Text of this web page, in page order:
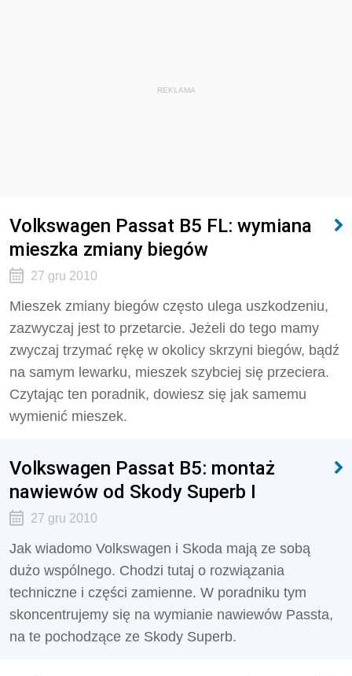
REKLAMA
Volkswagen Passat B5 FL: wymiana
mieszka zmiany biegów
27 gru 2010
Mieszek zmiany biegów często ulega uszkodzeniu,
zazwyczaj jest to przetarcie. Jeżeli do tego mamy
zwyczaj trzymać rękę w okolicy skrzyni biegów, bądź
na samym lewarku, mieszek szybciej się przeciera.
Czytając ten poradnik, dowiesz się jak samemu
wymienić mieszek.
Volkswagen Passat B5: montaż
nawiewów od Skody Superb I
27 gru 2010
Jak wiadomo Volkswagen i Skoda mają ze sobą
dużo wspólnego. Chodzi tutaj o rozwiązania
techniczne i części zamienne. W poradniku tym
skoncentrujemy się na wymianie nawiewów Passta,
na te pochodzące ze Skody Superb.